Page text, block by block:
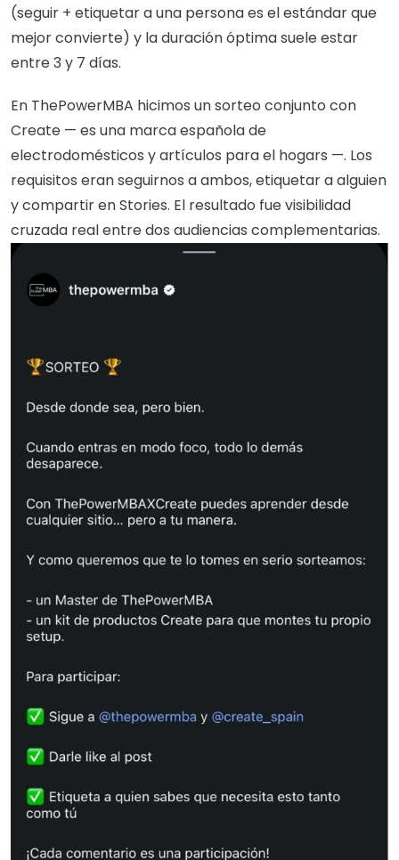
(seguir + etiquetar a una persona es el estándar que
mejor convierte) y la duración óptima suele estar
entre 3 y 7 días.
En ThePowerMBA hicimos un sorteo conjunto con
Create — es una marca española de
electrodomésticos y artículos para el hogars —. Los
requisitos eran seguirnos a ambos, etiquetar a alguien
y compartir en Stories. El resultado fue visibilidad
cruzada real entre dos audiencias complementarias.